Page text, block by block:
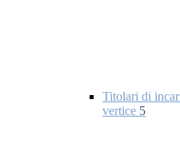
Titolari di
vertice 5